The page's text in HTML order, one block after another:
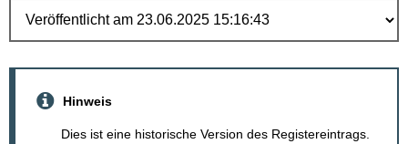
Hinweis
Dies ist eine historische Version des Registereintrags.